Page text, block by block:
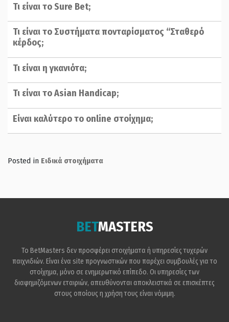
Τι είναι το Sure Bet;
Τι είναι το Συστήματα πονταρίσματος “Σταθερό
κέρδος;
Τι είναι η γκανιότα;
Τι είναι το Asian Handicap;
Είναι καλύτερο το online στοίχημα;
Posted in Ειδικά στοιχήματα
BETMASTERS
Το BetMasters δεν προσφέρει στοιχήματα ή υπηρεσίες τυχερών
παιχνιδιών. Είναι ένα site προγνωστικών που παρέχει συμβουλές για το
στοίχημα, μόνο σε ενημερωτικό επίπεδο. Οι υπηρεσίες των
διαφημιζόμενων εταιριών, απευθύνονται αποκλειστικά σε επισκέπτες
στους οποίους η χρήση τους είναι νόμιμη.